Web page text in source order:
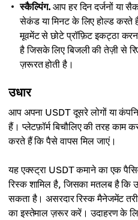
स्कैल्पिंग. आप हर दिन दर्जनों या
सेकंड या मिनट के लिए होल्ड करते
मूवमेंट से छोटे प्रॉफ़िट इकट्ठा
है जिसके लिए बिजली की तेज़ी से
ज़रूरत होती है।
उधार
आप अपना USDT दूसरे लोगों या
हैं। प्लेटफ़ॉर्म बिचौलिए की तरह
करते हैं कि पैसे वापस मिल जाएं।
यह एक्स्ट्रा USDT कमाने का एक
रिस्क शामिल है, जिसका मतलब है कि
सकता है। असरदार रिस्क मैनेजमेंट
का इस्तेमाल ज़रूर करें। उदाहरण के